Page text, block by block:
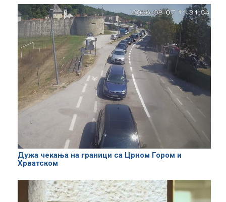
Дужа чекања на граници са Црном Гором и
Хрватском